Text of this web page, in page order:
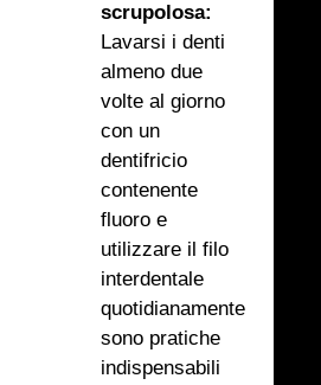
scrupolosa:
Lavarsi i denti
almeno due
volte al giorno
con un
dentifricio
contenente
fluoro e
utilizzare il filo
interdentale
quotidianamente
sono pratiche
indispensabili